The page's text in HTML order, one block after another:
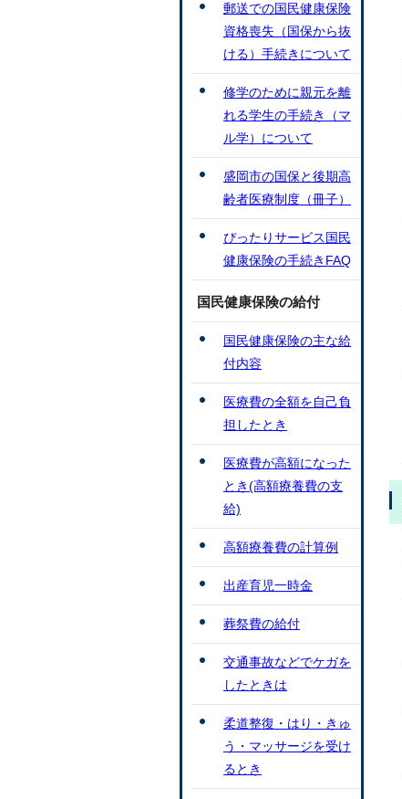
郵送での国民健康保険
資格喪失（国保から抜
ける）手続きについて
修学のために親元を離
れる学生の手続き（マ
ル学）について
盛岡市の国保と後期高
齢者医療制度（冊子）
ぴったりサービス国民
健康保険の手続きFAQ
国民健康保険の給付
国民健康保険の主な給
付内容
医療費の全額を自己負
担したとき
医療費が高額になった
とき(高額療養費の支
給)
高額療養費の計算例
出産育児一時金
葬祭費の給付
交通事故などでケガを
したときは
柔道整復・はり・きゅ
う・マッサージを受け
るとき